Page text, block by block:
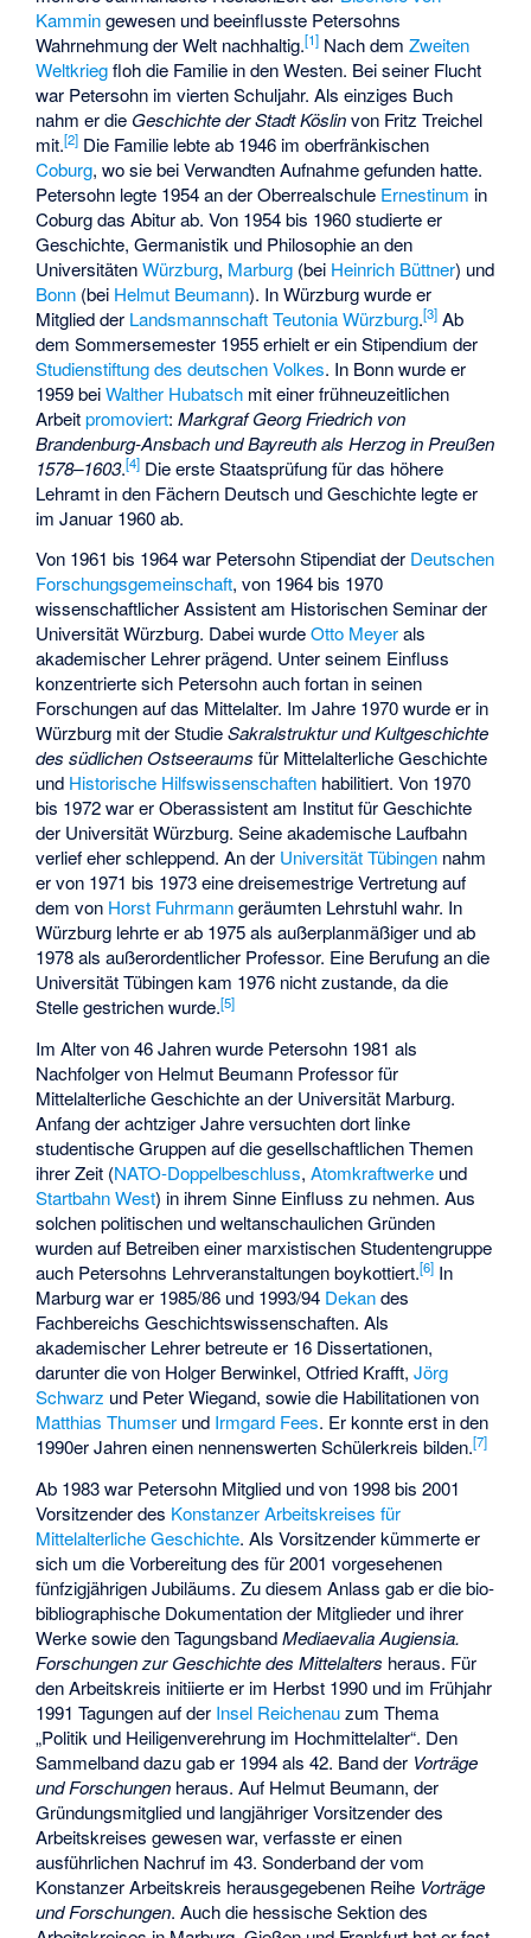
Kammingewesen und beeinflusste Petersohns
Wahrnehmung der Welt nachhaltig.[1] Nach demZweiten
Weltkriegfloh die Familie in den Westen. Bei seiner Flucht
war Petersohn im vierten Schuljahr. Als einziges Buch
nahm er die Geschichte der Stadt Köslinvon Fritz Treichel
mit.[2] Die Familie lebte ab 1946 im oberfränkischen
Coburg, wo sie bei Verwandten Aufnahme gefunden hatte.
Petersohn legte 1954 an der Oberrealschule Ernestinum in
Coburg das Abitur ab. Von 1954 bis 1960 studierte er
Geschichte, Germanistik und Philosophie an den
UniversitätenWürzburg, Marburg (bei Heinrich Büttner) und
Bonn (bei Helmut Beumann). In Würzburg wurde er
Mitglied der Landsmannschaft Teutonia Würzburg.[3] Ab
dem Sommersemester 1955 erhielt er ein Stipendium der
Studienstiftung des deutschen Volkes. In Bonn wurde er
1959 beiWalther Hubatsch mit einer frühneuzeitlichen
Arbeitpromoviert:Markgraf Georg Friedrich von
Brandenburg-Ansbach und Bayreuth als Herzog in Preußen
1578–1603.[4] Die erste Staatsprüfung für das höhere
Lehramt in den Fächern Deutsch und Geschichte legte er
im Januar 1960 ab.
Von 1961 bis 1964 war Petersohn Stipendiat der Deutschen
Forschungsgemeinschaft, von 1964 bis 1970
wissenschaftlicher Assistent am Historischen Seminar der
Universität Würzburg. Dabei wurdeOtto Meyerals
akademischer Lehrer prägend. Unter seinem Einfluss
konzentrierte sich Petersohn auch fortan in seinen
Forschungen auf das Mittelalter. Im Jahre 1970 wurde er in
Würzburg mit der StudieSakralstruktur und Kultgeschichte
des südlichen Ostseeraums für Mittelalterliche Geschichte
und Historische Hilfswissenschaften habilitiert. Von 1970
bis 1972 war er Oberassistent am Institut für Geschichte
der Universität Würzburg. Seine akademische Laufbahn
verlief eher schleppend. An der Universität Tübingen nahm
er von 1971 bis 1973 eine dreisemestrige Vertretung auf
dem von Horst Fuhrmanngeräumten Lehrstuhl wahr. In
Würzburg lehrte er ab 1975 als außerplanmäßiger und ab
1978 als außerordentlicher Professor. Eine Berufung an die
Universität Tübingen kam 1976 nicht zustande, da die
Stelle gestrichen wurde.[5]
Im Alter von 46 Jahren wurde Petersohn 1981 als
Nachfolger von Helmut Beumann Professor für
Mittelalterliche Geschichte an der Universität Marburg.
Anfang der achtziger Jahre versuchten dort linke
studentische Gruppen auf die gesellschaftlichen Themen
ihrer Zeit (NATO-Doppelbeschluss,Atomkraftwerke und
Startbahn West) in ihrem Sinne Einfluss zu nehmen. Aus
solchen politischen und weltanschaulichen Gründen
wurden auf Betreiben einer marxistischen Studentengruppe
auch Petersohns Lehrveranstaltungen boykottiert.[6] In
Marburg war er 1985/86 und 1993/94 Dekandes
Fachbereichs Geschichtswissenschaften. Als
akademischer Lehrer betreute er 16 Dissertationen,
darunter die von Holger Berwinkel, Otfried Krafft,Jörg
Schwarz und Peter Wiegand, sowie die Habilitationen von
Matthias Thumser und Irmgard Fees. Er konnte erst in den
1990er Jahren einen nennenswerten Schülerkreis bilden.[7]
Ab 1983 war Petersohn Mitglied und von 1998 bis 2001
Vorsitzender des Konstanzer Arbeitskreises für
Mittelalterliche Geschichte. Als Vorsitzender kümmerte er
sich um die Vorbereitung des für 2001 vorgesehenen
fünfzigjährigen Jubiläums. Zu diesem Anlass gab er die bio-
bibliographische Dokumentation der Mitglieder und ihrer
Werke sowie den TagungsbandMediaevalia Augiensia.
Forschungen zur Geschichte des Mittelalters heraus. Für
den Arbeitskreis initiierte er im Herbst 1990 und im Frühjahr
1991 Tagungen auf der Insel Reichenauzum Thema
„Politik und Heiligenverehrung im Hochmittelalter“. Den
Sammelband dazu gab er 1994 als 42. Band der Vorträge
und Forschungen heraus. Auf Helmut Beumann, der
Gründungsmitglied und langjähriger Vorsitzender des
Arbeitskreises gewesen war, verfasste er einen
ausführlichen Nachruf im 43. Sonderband der vom
Konstanzer Arbeitskreis herausgegebenen Reihe Vorträge
und Forschungen. Auch die hessische Sektion des